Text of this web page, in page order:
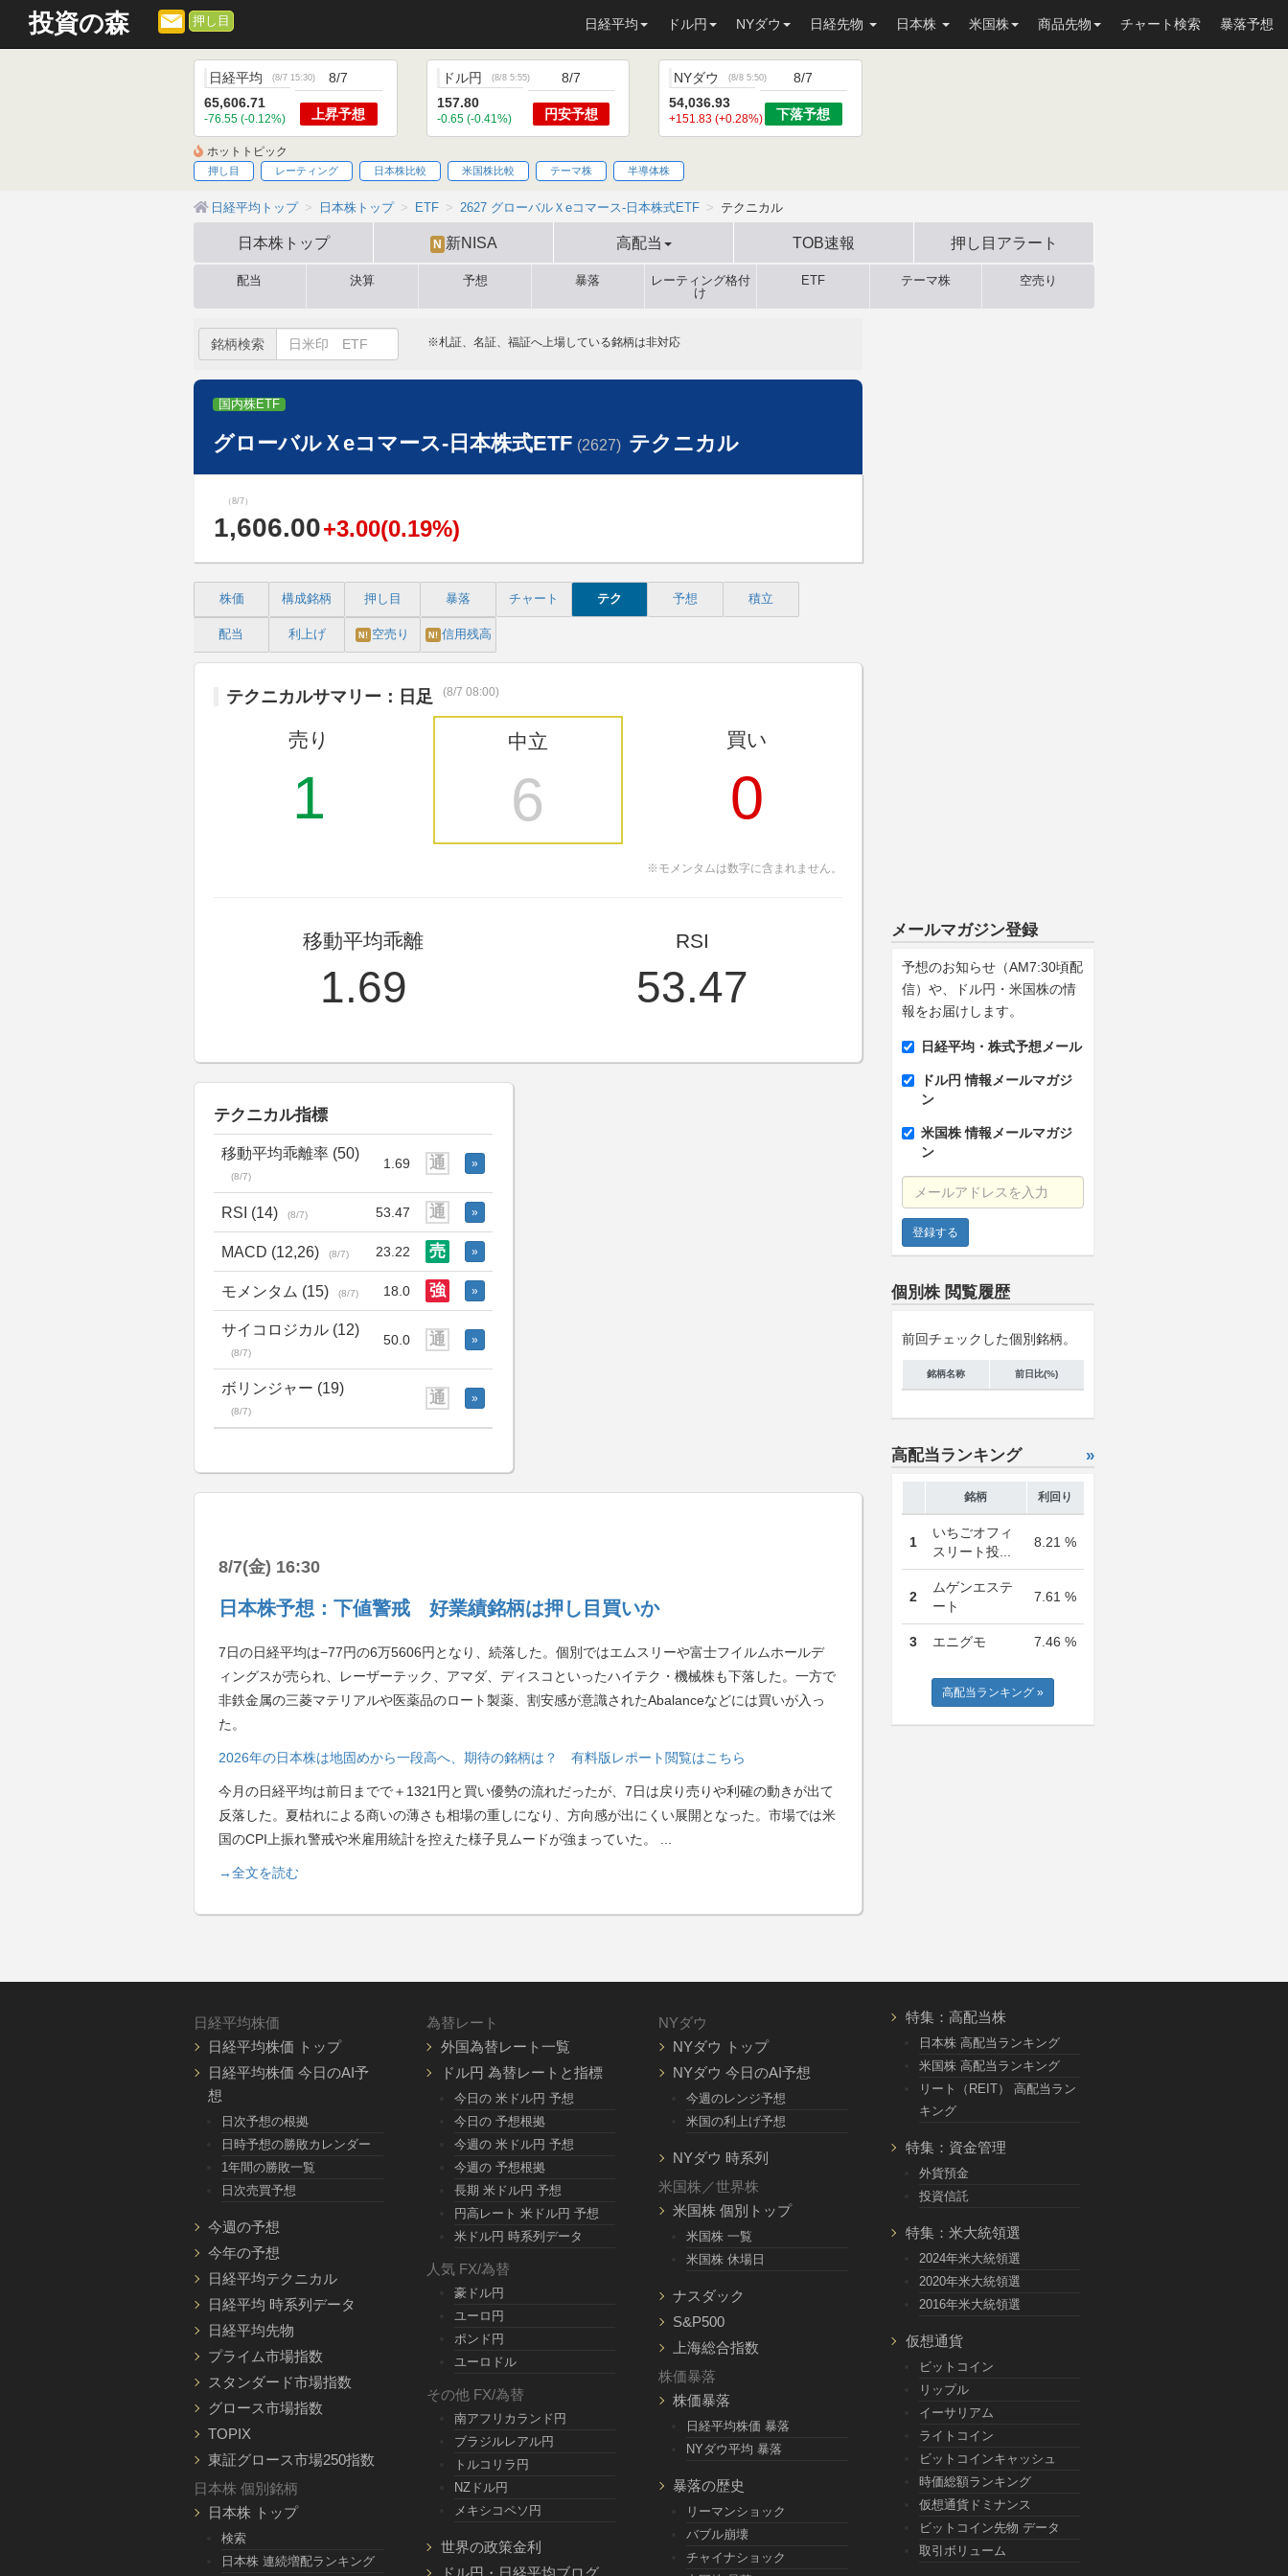
投資の森 押し目 日経平均 ドル円 NYダウ 日経先物 日本株 米国株 商品先物 チャート検索 暴落予想
日経平均 (8/7 15:30)
65,606.71
-76.55 (-0.12%)
8/7
上昇予想
ドル円 (8/8 5:55)
157.80
-0.65 (-0.41%)
8/7
円安予想
NYダウ (8/8 5:50)
54,036.93
+151.83 (+0.28%)
8/7
下落予想
ホットトピック
押し目 レーティング 日本株比較 米国株比較 テーマ株 半導体株
日経平均トップ 日本株トップ ETF 2627 グローバルＸeコマース-日本株式ETF テクニカル
日本株トップ N 新NISA 高配当 TOB速報 押し目 アラート
配当 決算 予想 暴落
レーティング格付
け
ETF テーマ株 空売り
銘柄検索 ※札証、名証、福証へ上場している銘柄は非対応
国内株ETF
グローバルＸeコマース-日本株式ETF (2627) テクニカル
（8/7）
1,606.00+3.00(0.19%)
株価 構成銘柄 押し目 暴落 チャート テク 予想 積立
配当 利上げ N! 空売り N! 信用残高
テクニカルサマリー：日足 (8/7 08:00)
売り
1
中立
6
買い
0
※モメンタムは数字に含まれません。
移動平均乖離
1.69
RSI
53.47
テクニカル指標
移動平均乖離率 (50)
(8/7)
1.69 通 »
RSI (14) (8/7) 53.47 通 »
MACD (12,26) (8/7) 23.22 売 »
モメンタム (15) (8/7) 18.0 強 »
サイコロジカル (12)
(8/7)
50.0 通 »
ボリンジャー (19)
(8/7)
通 »
8/7(金) 16:30
日本株予想：下値警戒 好業績銘柄は押し目買いか
7日の日経平均は−77円の6万5606円となり、続落した。個別ではエムスリーや富士フイルムホールデ
ィングスが売られ、レーザーテック、アマダ、ディスコといったハイテク・機械株も下落した。一方で
非鉄金属の三菱マテリアルや医薬品のロート製薬、割安感が意識されたAbalanceなどには買いが入っ
た。
2026年の日本株は地固めから一段高へ、期待の銘柄は？ 有料版レポート閲覧はこちら
今月の日経平均は前日までで＋1321円と買い優勢の流れだったが、7日は戻り売りや利確の動きが出て
反落した。夏枯れによる商いの薄さも相場の重しになり、方向感が出にくい展開となった。市場では米
国のCPI上振れ警戒や米雇用統計を控えた様子見ムードが強まっていた。
→全文を読む
メールマガジン登録
予想のお知らせ（AM7:30頃配
信）や、ドル円・米国株の情
報をお届けします。
日経平均・株式予想メール
ドル円 情報メールマガジ
ン
米国株 情報メールマガジ
ン
メールアドレスを入力
個別株 閲覧履歴
前回チェックした個別銘柄。
銘柄名称 前日比(%)
高配当ランキング »
銘柄 利回り
1
いちごオフィ
スリート投...
8.21 %
2
ムゲンエステ
ート
7.61 %
3 エニグモ 7.46 %
高配当ランキング »
日経平均株価
日経平均株価 トップ
日経平均株価 今日のAI予
想
日次予想の根拠
日時予想の勝敗カレンダー
1年間の勝敗一覧
日次売買予想
今週の予想
今年の予想
日経平均テクニカル
日経平均 時系列データ
日経平均先物
プライム市場指数
スタンダード市場指数
グロース市場指数
TOPIX
東証グロース市場250指数
日本株 個別銘柄
日本株 トップ
検索
日本株 連続増配ランキング
為替レート
外国為替レート一覧
ドル円 為替レートと指標
今日の 米ドル円 予想
今日の 予想根拠
今週の 米ドル円 予想
今週の 予想根拠
長期 米ドル円 予想
円高レート 米ドル円 予想
米ドル円 時系列データ
人気 FX/為替
豪ドル円
ユーロ円
ポンド円
ユーロドル
その他 FX/為替
南アフリカランド円
ブラジルレアル円
トルコリラ円
NZドル円
メキシコペソ円
世界の政策金利
NYダウ
NYダウ トップ
NYダウ 今日のAI予想
今週のレンジ予想
米国の利上げ予想
NYダウ 時系列
米国株／世界株
米国株 個別トップ
米国株 一覧
米国株 休場日
ナスダック
S&P500
上海総合指数
株価暴落
株価暴落
日経平均株価 暴落
NYダウ平均 暴落
暴落の歴史
リーマンショック
バブル崩壊
チャイナショック
特集：高配当株
日本株 高配当ランキング
米国株 高配当ランキング
リート（REIT） 高配当ラン
キング
特集：資金管理
外貨預金
投資信託
特集：米大統領選
2024年米大統領選
2020年米大統領選
2016年米大統領選
仮想通貨
ビットコイン
リップル
イーサリアム
ライトコイン
ビットコインキャッシュ
時価総額ランキング
仮想通貨ドミナンス
ビットコイン先物 データ
取引ボリューム